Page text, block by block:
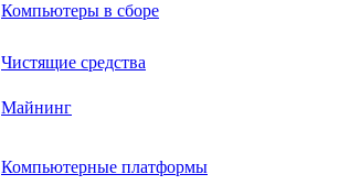
Компьютеры в сборе
Чистящие средства
Майнинг
Компьютерные платформы